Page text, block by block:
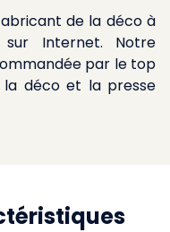
de la déco à
Internet. Notre
par le top
la déco et la presse